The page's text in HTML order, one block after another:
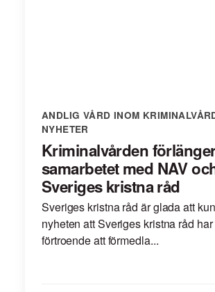
ANDLIG VÅRD INOM
NYHETER
Kriminalvården
samarbetet med NAV
Sveriges kristna råd
Sveriges kristna råd är glada att
nyheten att Sveriges kristna råd
förtroende att förmedla...